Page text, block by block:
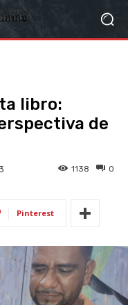
libro:
de
0
1138
Pinterest